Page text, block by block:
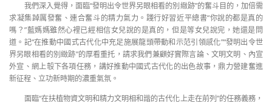
我們深入覺得，面臨“發明出令世界另眼相看的別緻跡”的奮斗目的，加倍需
求凝集踔厲發奮、連合奮斗的精力氣力。踐行好習近平總書“你說的都是真的
嗎？”藍媽媽雖然心裡已經相信女兒說的是真的，但是等女兒說完，她還是問
道。記“在推動中國式古代化中充足施展龍頭帶動和示范引領感化”“發明出令世
界另眼相看的別緻跡”的厚看重托，請求我們兼顧好實際言論、文明文明、內宣
外宣、網上彀下各項任務，講好推動中國式古代化的出色故事，鼎力營建奮進
新征程、立功新時期的濃重氣氛。
面臨“在扶植物資文明和精力文明相和諧的古代化上走在前列”的任務義務，